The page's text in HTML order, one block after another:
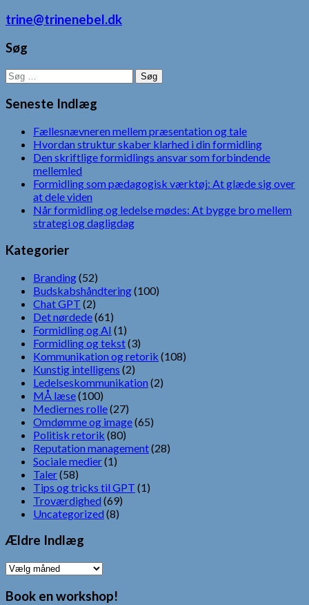
trine@trinenebel.dk
Søg
Søg
efter:
Seneste Indlæg
Fællesnævneren mellem præsentation og tale
Hvordan struktur skaber klarhed i din formidling
Den skriftlige formidlings ansvar som forbindende
mellemled
Formidling som pædagogisk værktøj: At glæde sig over
at dele viden
Når formidling og ledelse mødes: At bygge bro mellem
strategi og dagligdag
Kategorier
Branding(52)
Budskabshåndtering(100)
Chat GPT (2)
Det nørdede(61)
Formidling og AI (1)
Formidling og tekst(3)
Kommunikation og retorik (108)
Kunstig intelligens (2)
Ledelseskommunikation (2)
MÅ læse(100)
Mediernes rolle(27)
Omdømme og image(65)
Politisk retorik (80)
Reputation management(28)
Sociale medier(1)
Taler(58)
Tips og tricks til GPT (1)
Troværdighed (69)
Uncategorized (8)
Ældre Indlæg
Ældre
Indlæg
Book en workshop!